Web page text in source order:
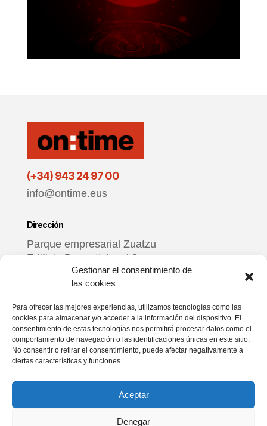
Gestionar el consentimiento de
las cookies
Para ofrecer las mejores experiencias, utilizamos tecnologías como las
cookies para almacenar y/o acceder a la información del dispositivo. El
consentimiento de estas tecnologías nos permitirá procesar datos como el
comportamiento de navegación o las identificaciones únicas en este sitio.
No consentir o retirar el consentimiento, puede afectar negativamente a
ciertas características y funciones.
Aceptar
Denegar
(+34) 943 24 97 00
info@ontime.eus
Dirección
Parque empresarial Zuatzu
Edificio Donosti, local 3
20018 Donostia – Gipuzkoa
Horario
De lunes a viernes
9:00 – 17:00
Redes sociales